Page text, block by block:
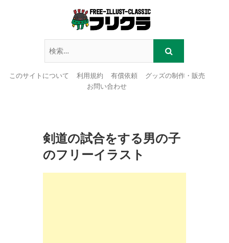
このサイトについて 利用規約 有償依頼
グッズの制作・販売
お問い合わせ
剣道の試合をする男の子
のフリーイラスト